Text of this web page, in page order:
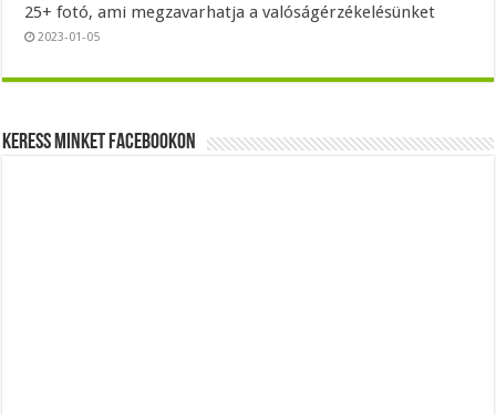
25+ fotó, ami megzavarhatja a valóságérzékelésünket
2023-01-05
Keress minket Facebookon